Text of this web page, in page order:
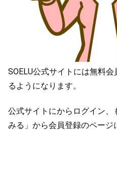
SOELU公式サイトには無料
るようになります。
公式サイトにからログイン、
みる」から会員登録のページ